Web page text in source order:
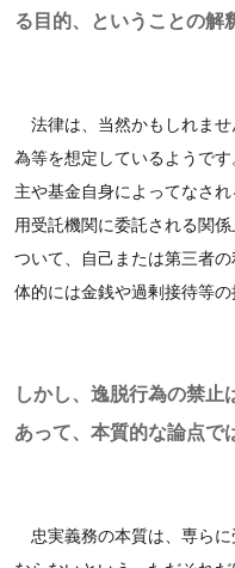
る目的、ということの解
法律は、当然かもしれませ
為等を想定しているようで
主や基金自身によってなさ
用受託機関に委託される関
ついて、自己または第三者
体的には金銭や過剰接待等
しかし、逸脱行為の禁
あって、本質的な論点で
忠実義務の本質は、専らに